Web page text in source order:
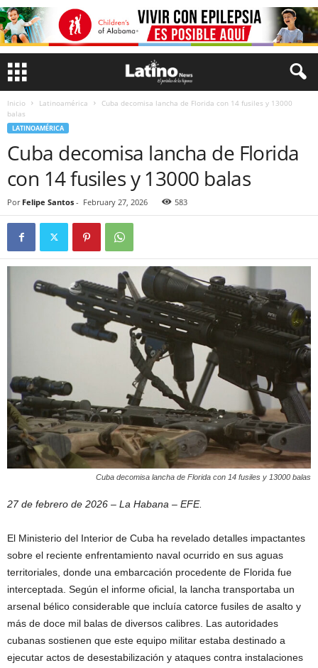
Inicio Latinoamérica
Cuba decomisa lancha de Florida con 14 fusiles y 13000
balas
LATINOAMÉRICA
Cuba decomisa lancha de Florida
con 14 fusiles y 13000 balas
Por Felipe Santos - February 27, 2026 583
Cuba decomisa lancha de Florida con 14 fusiles y 13000 balas
27 de febrero de 2026 – La Habana – EFE.
El Ministerio del Interior de Cuba ha revelado detalles impactantes
sobre el reciente enfrentamiento naval ocurrido en sus aguas
territoriales, donde una embarcación procedente de Florida fue
interceptada. Según el informe oficial, la lancha transportaba un
arsenal bélico considerable que incluía catorce fusiles de asalto y
más de doce mil balas de diversos calibres. Las autoridades
cubanas sostienen que este equipo militar estaba destinado a
ejecutar actos de desestabilización y ataques contra instalaciones